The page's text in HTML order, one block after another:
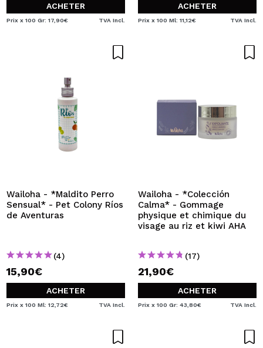
ACHETER
Prix x 100 Gr: 17,90€ TVA Incl.
ACHETER
Prix x 100 Ml: 11,12€ TVA Incl.
Wailoha - *Maldito Perro
Sensual* - Pet Colony Ríos
de Aventuras
(4)
15,90€
ACHETER
Prix x 100 Ml: 12,72€ TVA Incl.
Wailoha - *Colección
Calma* - Gommage
physique et chimique du
visage au riz et kiwi AHA
(17)
21,90€
ACHETER
Prix x 100 Gr: 43,80€ TVA Incl.